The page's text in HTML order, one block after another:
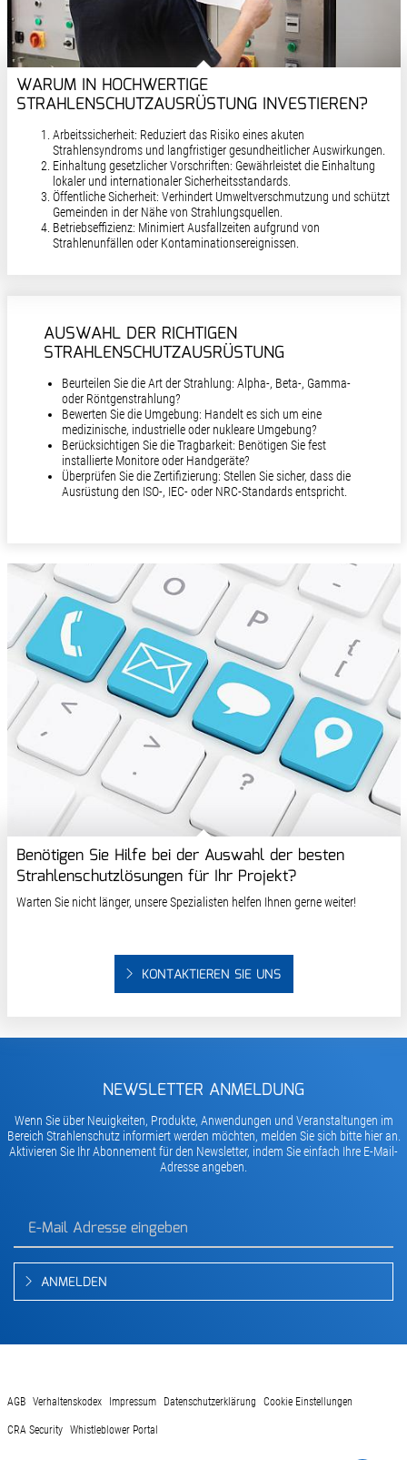
WARUM IN HOCHWERTIGE
STRAHLENSCHUTZAUSRÜSTUNG INVESTIEREN?
Arbeitssicherheit: Reduziert das Risiko eines akuten
Strahlensyndroms und langfristiger gesundheitlicher Auswirkungen.
Einhaltung gesetzlicher Vorschriften: Gewährleistet die Einhaltung
lokaler und internationaler Sicherheitsstandards.
Öffentliche Sicherheit: Verhindert Umweltverschmutzung und schützt
Gemeinden in der Nähe von Strahlungsquellen.
Betriebseffizienz: Minimiert Ausfallzeiten aufgrund von
Strahlenunfällen oder Kontaminationsereignissen.
AUSWAHL DER RICHTIGEN
STRAHLENSCHUTZAUSRÜSTUNG
Beurteilen Sie die Art der Strahlung: Alpha-, Beta-, Gamma-
oder Röntgenstrahlung?
Bewerten Sie die Umgebung: Handelt es sich um eine
medizinische, industrielle oder nukleare Umgebung?
Berücksichtigen Sie die Tragbarkeit: Benötigen Sie fest
installierte Monitore oder Handgeräte?
Überprüfen Sie die Zertifizierung: Stellen Sie sicher, dass die
Ausrüstung den ISO-, IEC- oder NRC-Standards entspricht.
Benötigen Sie Hilfe bei der Auswahl der besten
Strahlenschutzlösungen für Ihr Projekt?
Warten Sie nicht länger, unsere Spezialisten helfen Ihnen gerne weiter!
KONTAKTIEREN SIE UNS
NEWSLETTER ANMELDUNG
Wenn Sie über Neuigkeiten, Produkte, Anwendungen und Veranstaltungen im
Bereich Strahlenschutz informiert werden möchten, melden Sie sich bitte hier an.
Aktivieren Sie Ihr Abonnement für den Newsletter, indem Sie einfach Ihre E-Mail-
Adresse angeben.
ANMELDEN
AGB Verhaltenskodex Impressum Datenschutzerklärung Cookie Einstellungen
CRA Security Whistleblower Portal